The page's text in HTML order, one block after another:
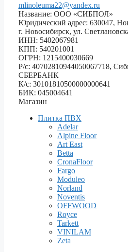
mlinoleuma22@yandex.ru
Название: ООО «СИБПОЛ»
Юридический адрес: 630047,
г. Новосибирск, ул.
ИНН: 5402067981
КПП: 540201001
ОГРН: 1215400030669
Р/с: 40702810944050067718,
СБЕРБАНК
К/с: 30101810500000000641
БИК: 045004641
Магазин
Плитка ПВХ
Adelar
Alpine Floor
Art East
Betta
CronaFloor
Fargo
Moduleo
Norland
Noventis
OFFWOOD
Royce
Tarkett
VINILAM
Zeta